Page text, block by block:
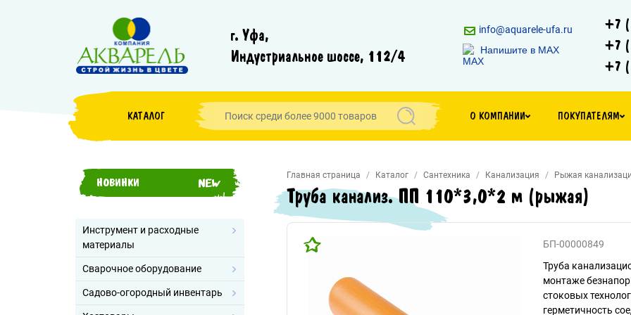
г. Уфа,
Индустриальное шоссе, 112/4
info@aquarele-ufa.ru
Напишите в MAX
+7
+7
+7
КАТАЛОГ О КОМПАНИИ ПОКУПАТЕЛЯМ
НОВИНКИ
Инструмент и расходные
материалы
Сварочное оборудование
Садово-огородный инвентарь
Главная страница Каталог Сантехника Канализация Рыжая
Труба канализ. ПП 110*3,0*2 м (рыжая)
БП-00000849
Труба
монтаже
стоковых
герметичность